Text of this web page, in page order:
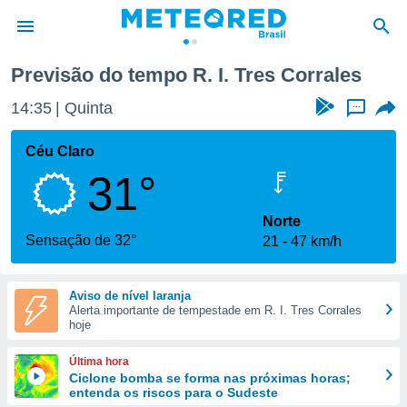
da
fornecidas
a este
das
e
forma
digital
Previsão do tempo R. I. Tres Corrales
14:35 Quinta ...
Céu Claro
31°
Sensação de 32°
Norte
21
47 km/h
Aviso de nível laranja
Alerta importante de tempestade em R. I. Tres Corrales
hoje
Última hora
Ciclone bomba se forma nas próximas horas;
entenda os riscos para o Sudeste